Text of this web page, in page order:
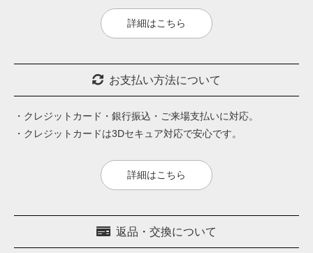
詳細はこちら
お支払い方法について
・クレジットカード・銀行振込・ご来場支払いに対応。
・クレジットカードは3Dセキュア対応で安心です。
詳細はこちら
返品・交換について